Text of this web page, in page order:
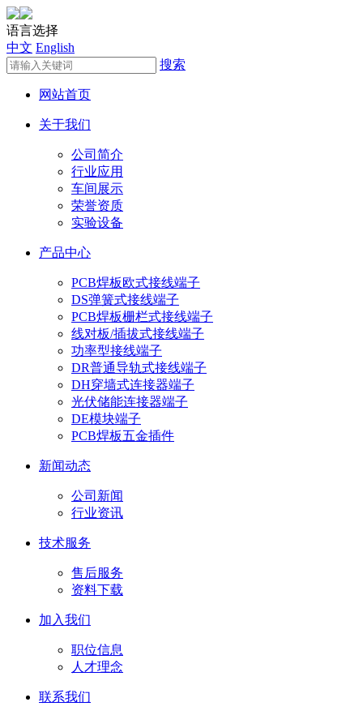
语言选择
中文 English
搜索
网站首页
关于我们
公司简介
行业应用
车间展示
荣誉资质
实验设备
产品中心
PCB焊板欧式接线端子
DS弹簧式接线端子
PCB焊板栅栏式接线端子
线对板/插拔式接线端子
功率型接线端子
DR普通导轨式接线端子
DH穿墙式连接器端子
光伏储能连接器端子
DE模块端子
PCB焊板五金插件
新闻动态
公司新闻
行业资讯
技术服务
售后服务
资料下载
加入我们
职位信息
人才理念
联系我们